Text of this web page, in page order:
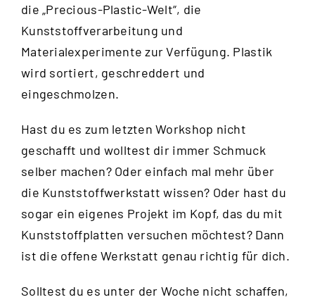
die „Precious-Plastic-Welt“, die
Kunststoffverarbeitung und
Materialexperimente zur Verfügung. Plastik
wird sortiert, geschreddert und
eingeschmolzen.
Hast du es zum letzten Workshop nicht
geschafft und wolltest dir immer Schmuck
selber machen? Oder einfach mal mehr über
die Kunststoffwerkstatt wissen? Oder hast du
sogar ein eigenes Projekt im Kopf, das du mit
Kunststoffplatten versuchen möchtest? Dann
ist die offene Werkstatt genau richtig für dich.
Solltest du es unter der Woche nicht schaffen,